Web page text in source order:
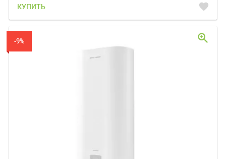
КУПИТЬ favorite
-9% zoom_in